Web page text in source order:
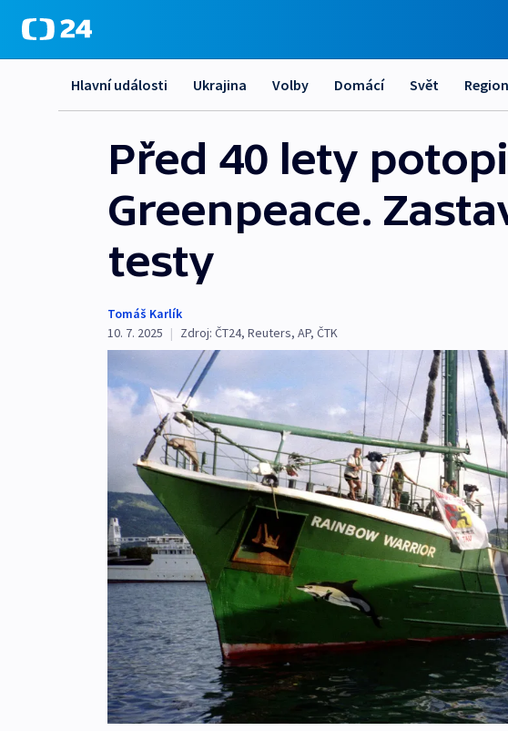
Hlavní události Ukrajina Volby Domácí Svět
Před 40 lety
Greenpeace.
testy
Tomáš Karlík
10. 7. 2025 | Zdroj: ČT24, Reuters, AP, ČTK